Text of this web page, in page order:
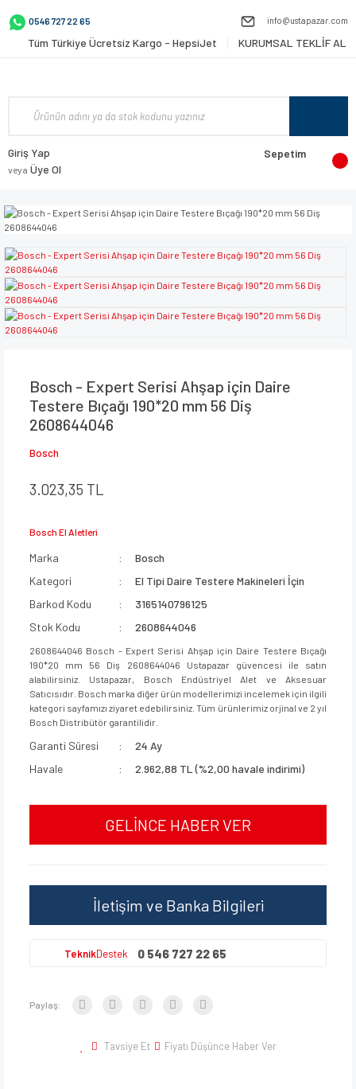
0546 727 22 65 info@ustapazar.com
Tüm Türkiye Ücretsiz Kargo - HepsiJet KURUMSAL TEKLİF AL
Giriş Yap
veya Üye Ol
Sepetim
Bosch - Expert Serisi Ahşap için Daire
Testere Bıçağı 190*20 mm 56 Diş
2608644046
Bosch
3.023,35 TL
Bosch El Aletleri
Marka
Bosch
Kategori
El Tipi Daire Testere Makineleri İçin
Barkod Kodu
3165140796125
Stok Kodu
2608644046
2608644046 Bosch - Expert Serisi Ahşap için Daire Testere Bıçağı
190*20 mm 56 Diş 2608644046 Ustapazar güvencesi ile satın
alabilirsiniz. Ustapazar, Bosch Endüstriyel Alet ve Aksesuar
Satıcısıdır. Bosch marka diğer ürün modellerimizi incelemek için ilgili
kategori sayfamızı ziyaret edebilirsiniz. Tüm ürünlerimiz orjinal ve 2 yıl
Bosch Distribütör garantilidir.
Garanti Süresi
24 Ay
Havale
2.962,88 TL (%2,00 havale indirimi)
GELİNCE HABER VER
İletişim ve Banka Bilgileri
TeknikDestek 0 546 727 22 65
Paylaş:
Tavsiye Et Fiyatı Düşünce Haber Ver